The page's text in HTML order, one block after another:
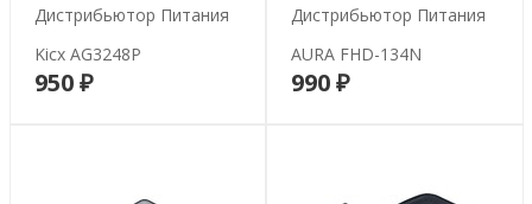
Дистрибьютор Питания
Kicx AG3248P
950 ₽В корзину
Дистрибьютор Питания
AURA FHD-134N
990 ₽В корзину